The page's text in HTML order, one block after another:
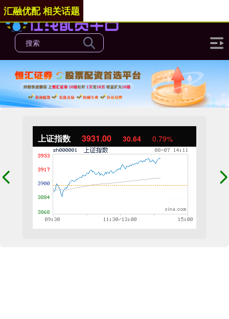
上证指数 3931.00 30.64 0.79%
汇融优配 相关话题